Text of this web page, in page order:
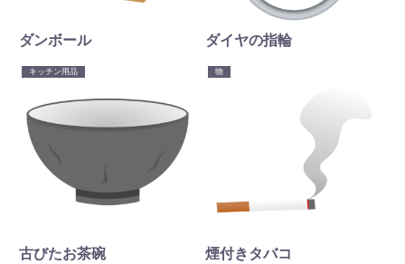
ダンボール ダイヤの指輪
キッチン用品
古びたお茶碗
物
煙付きタバコ